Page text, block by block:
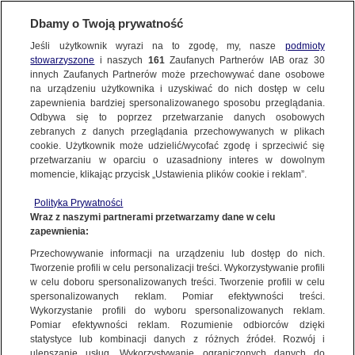
KONTAKT24|NAJNOWSZE
Terenówka zablokowała Trasę
Siekierkowską. Kierowca "złapał gumę"
15 MAJA 2014 19:39
KONTAKT24
Wyślij Materiał
WYŚLIJ MATERIAŁ
NAJNOWSZE
GORĄCE TEMATY
WIĘCEJ
KANAŁY
Dzień dobry!
Jedno konto do wszystkich usług
Dbamy o Twoją prywatność
Jeśli użytkownik wyrazi na to zgodę, my, nasze podmioty
stowarzyszone i naszych 161Zaufanych Partnerów IAB oraz 30
innych Zaufanych Partnerów może przechowywać dane osobowe
na urządzeniu użytkownika i uzyskiwać do nich dostęp w celu
zapewnienia bardziej spersonalizowanego sposobu przeglądania.
Odbywa się to poprzez przetwarzanie danych osobowych
zebranych z danych przeglądania przechowywanych w plikach
cookie. Użytkownik może udzielić/wycofać zgodę i sprzeciwić się
przetwarzaniu w oparciu o uzasadniony interes w dowolnym
momencie, klikając przycisk „Ustawienia plików cookie i reklam”.
Polityka Prywatności
Wraz z naszymi partnerami przetwarzamy dane w celu
zapewnienia:
Przechowywanie informacji na urządzeniu lub dostęp do nich.
Tworzenie profili w celu personalizacji treści. Wykorzystywanie profili
w celu doboru spersonalizowanych treści. Tworzenie profili w celu
spersonalizowanych reklam. Pomiar efektywności treści.
Wykorzystanie profili do wyboru spersonalizowanych reklam.
Pomiar efektywności reklam. Rozumienie odbiorców dzięki
statystyce lub kombinacji danych z różnych źródeł. Rozwój i